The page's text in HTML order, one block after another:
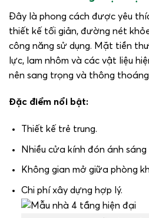
Đây là phong cách được yêu
thiết kế tối giản, đường nét
công năng sử dụng. Mặt tiền
lực, lam nhôm và các vật liệu
nên sang trọng và thông
Đặc điểm nổi bật:
Thiết kế trẻ trung.
Nhiều cửa kính đón ánh
Không gian mở giữa phòng
Chi phí xây dựng hợp lý.